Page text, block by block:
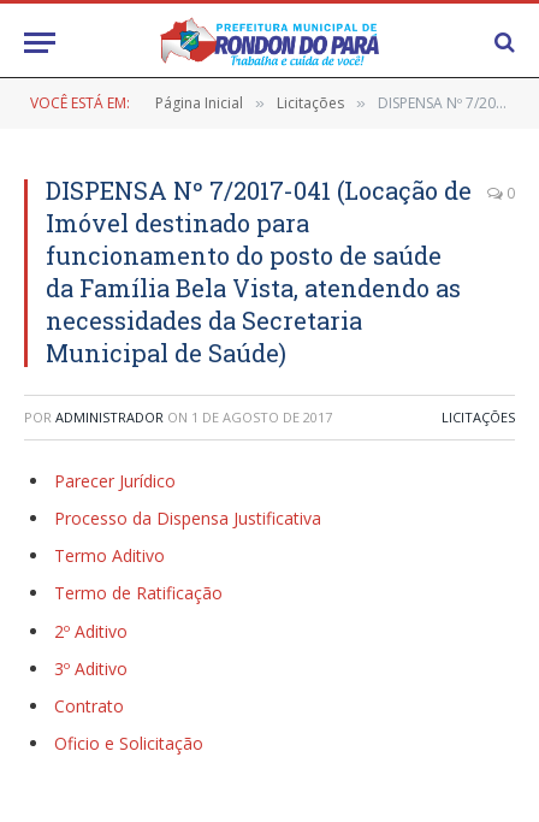
VOCÊ ESTÁ EM: Página Inicial » Licitações » DISPENSA Nº 7/2017-041 (Locação de Imóvel destinado para funcionamento do posto de saúde da Família Bela Vista, atendendo as necessidades da Secretaria Municipal de Saúde)
DISPENSA Nº 7/2017-041 (Locação de
Imóvel destinado para
funcionamento do posto de saúde
da Família Bela Vista, atendendo as
necessidades da Secretaria
Municipal de Saúde)
0
POR ADMINISTRADOR ON 1 DE AGOSTO DE 2017 LICITAÇÕES
Parecer Jurídico
Processo da Dispensa Justificativa
Termo Aditivo
Termo de Ratificação
2º Aditivo
3º Aditivo
Contrato
Oficio e Solicitação